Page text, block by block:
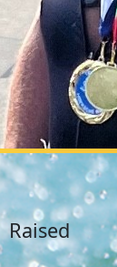
Raised